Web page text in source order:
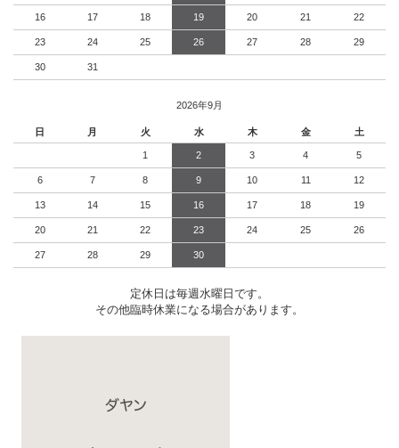
16 17 18 19 20 21 22
23 24 25 26 27 28 29
30 31
2026年9月
日 月 火 水 木 金 土
1 2 3 4 5
6 7 8 9 10 11 12
13 14 15 16 17 18 19
20 21 22 23 24 25 26
27 28 29 30
定休日は毎週水曜日です。
その他臨時休業になる場合があります。